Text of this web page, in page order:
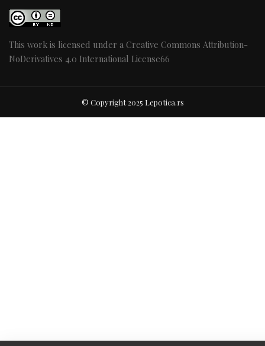
This work is licensed under a Creative Commons Attribution-
NoDerivatives 4.0 International License66
© Copyright 2025 Lepotica.rs